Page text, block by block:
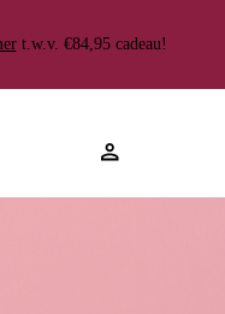
t.w.v. €84,95 cadeau!